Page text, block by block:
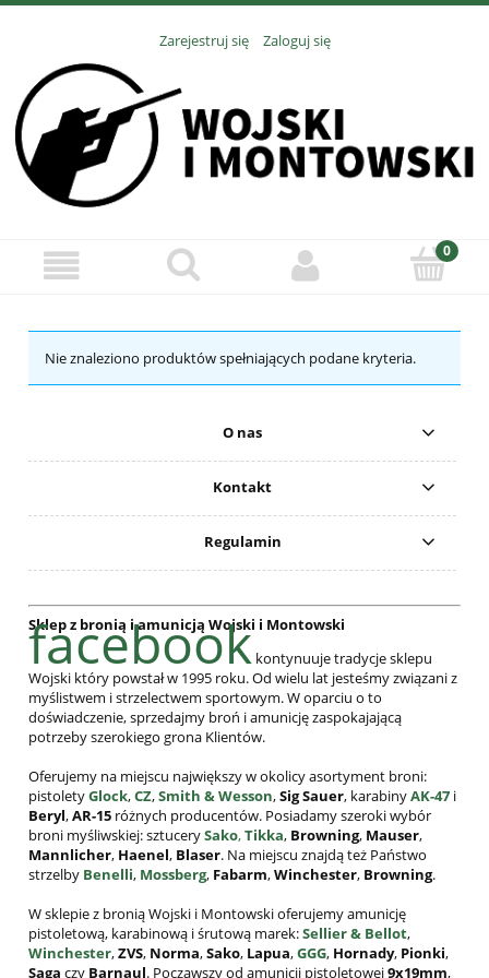
Zarejestruj się Zaloguj się
Nie znaleziono produktów spełniających podane kryteria.
O nas
Kontakt
Regulamin
Sklep z bronią i amunicją Wojski i Montowski
facebook kontynuuje tradycje sklepu
Wojski który powstał w 1995 roku. Od wielu lat jesteśmy związani z
myślistwem i strzelectwem sportowym. W oparciu o to
doświadczenie, sprzedajmy broń i amunicję zaspokajającą
potrzeby szerokiego grona Klientów.
Oferujemy na miejscu największy w okolicy asortyment broni:
pistoletyGlock,CZ,Smith & Wesson,Sig Sauer, karabinyAK-47 i
Beryl,AR-15 różnych producentów. Posiadamy szeroki wybór
broni myśliwskiej: sztucerySako,Tikka, Browning, Mauser,
Mannlicher, Haenel, Blaser. Na miejscu znajdą też Państwo
strzelby Benelli, Mossberg, Fabarm,Winchester, Browning.
W sklepie z bronią Wojski i Montowski oferujemy amunicję
pistoletową, karabinową i śrutową marek:Sellier & Bellot,
Winchester,ZVS, Norma,Sako, Lapua,GGG, Hornady, Pionki,
Saga czy Barnaul. Począwszy od amunicji pistoletowej9x19mm,